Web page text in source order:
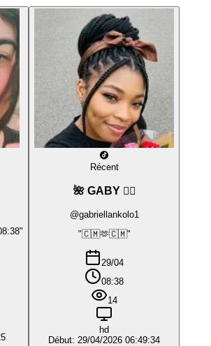
Récent
🌺 GABY ❤️‍🔥
@gabriellankolo1
"🇨🇲🫶🇨🇲"
29/04
08:38
14
hd
Début: 29/04/2026 06:49:34